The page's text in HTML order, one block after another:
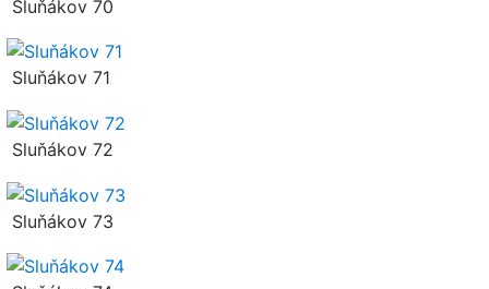
Sluňákov 70
Sluňákov 71
Sluňákov 72
Sluňákov 73